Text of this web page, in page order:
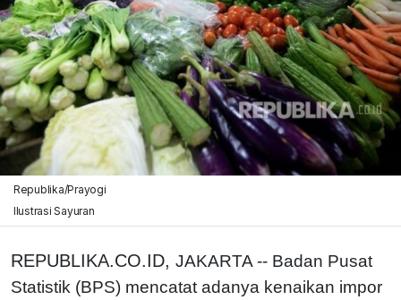
Republika/Prayogi
Ilustrasi Sayuran
REPUBLIKA.CO.ID, JAKARTA -- Badan Pusat
Statistik (BPS) mencatat adanya kenaikan impor